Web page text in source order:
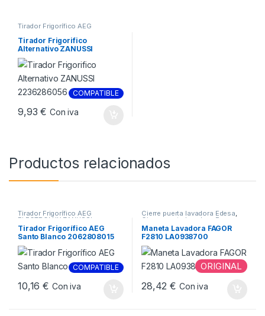
Tirador Frigorífico AEG
Tirador Frigorifico
Alternativo ZANUSSI
2236286056
COMPATIBLE
9,93€ Con iva
Productos relacionados
Tirador Frigorífico AEG
ELECTROLUX ZANUSSI
Tirador Frigorífico AEG
Santo Blanco 2062808015
COMPATIBLE
10,16€ Con iva
Cierre puerta lavadora Edesa,
Cierre puerta lavadora Fagor
Maneta Lavadora FAGOR
F2810 LA0938700
ORIGINAL
28,42€ Con iva